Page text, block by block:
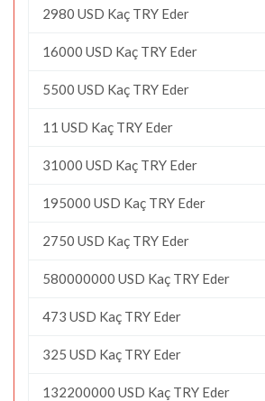
2980 USD Kaç TRY Eder
16000 USD Kaç TRY Eder
5500 USD Kaç TRY Eder
11 USD Kaç TRY Eder
31000 USD Kaç TRY Eder
195000 USD Kaç TRY Eder
2750 USD Kaç TRY Eder
580000000 USD Kaç TRY Eder
473 USD Kaç TRY Eder
325 USD Kaç TRY Eder
132200000 USD Kaç TRY Eder